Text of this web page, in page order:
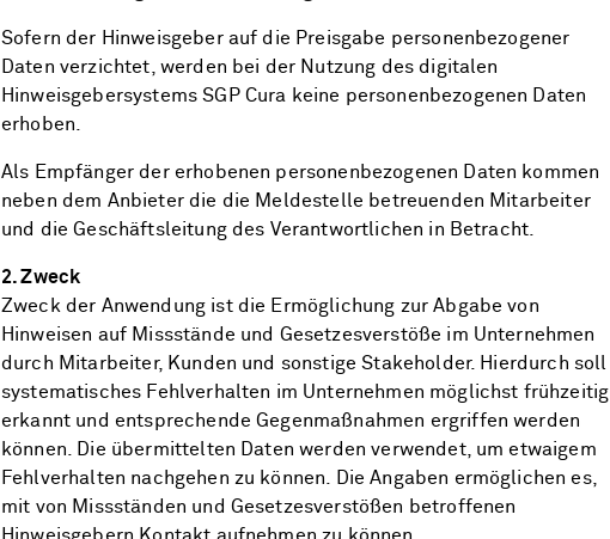
Sofern der Hinweisgeber auf die Preisgabe personenbezogener
Daten verzichtet, werden bei der Nutzung des digitalen
Hinweisgebersystems SGP Cura keine personenbezogenen Daten
erhoben.
Als Empfänger der erhobenen personenbezogenen Daten kommen
neben dem Anbieter die die Meldestelle betreuenden Mitarbeiter
und die Geschäftsleitung des Verantwortlichen in Betracht.
2. Zweck
Zweck der Anwendung ist die Ermöglichung zur Abgabe von
Hinweisen auf Missstände und Gesetzesverstöße im Unternehmen
durch Mitarbeiter, Kunden und sonstige Stakeholder. Hierdurch soll
systematisches Fehlverhalten im Unternehmen möglichst frühzeitig
erkannt und entsprechende Gegenmaßnahmen ergriffen werden
können. Die übermittelten Daten werden verwendet, um etwaigem
Fehlverhalten nachgehen zu können. Die Angaben ermöglichen es,
mit von Missständen und Gesetzesverstößen betroffenen